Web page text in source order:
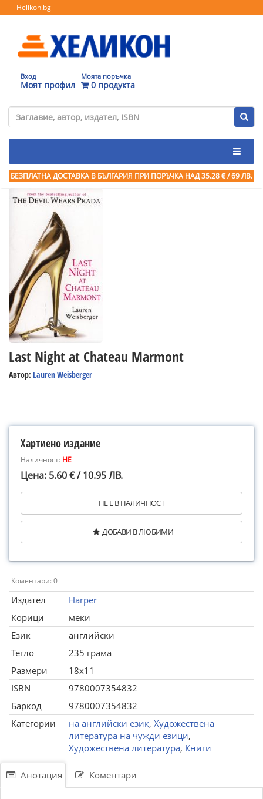
Helikon.bg
Вход
Моят профил
Моята поръчка
0 продукта
БЕЗПЛАТНА ДОСТАВКА В БЪЛГАРИЯ ПРИ ПОРЪЧКА НАД 35.28 € / 69 ЛВ.
Last Night at Chateau Marmont
Автор: Lauren Weisberger
Хартиено издание
Наличност: НЕ
Цена: 5.60 € / 10.95 ЛВ.
НЕ Е В НАЛИЧНОСТ
ДОБАВИ В ЛЮБИМИ
Коментари: 0
Издател
Harper
Корици
меки
Език
английски
Тегло
235 грама
Размери
18x11
ISBN
9780007354832
Баркод
9780007354832
Категории
на английски език, Художествена
литература на чужди езици,
Художествена литература, Книги
Анотация Коментари